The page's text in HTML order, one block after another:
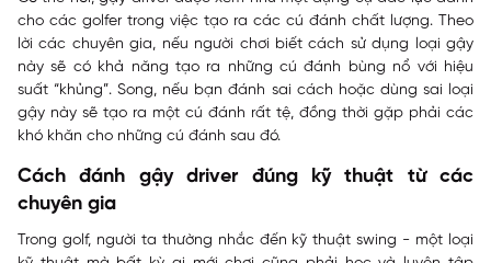
cho các golfer trong việc tạo ra các cú đánh chất lượng. Theo
lời các chuyên gia, nếu người chơi biết cách sử dụng loại gậy
này sẽ có khả năng tạo ra những cú đánh bùng nổ với hiệu
suất “khủng”. Song, nếu bạn đánh sai cách hoặc dùng sai loại
gậy này sẽ tạo ra một cú đánh rất tệ, đồng thời gặp phải các
khó khăn cho những cú đánh sau đó.
Cách đánh gậy driver đúng kỹ thuật từ các
chuyên gia
Trong golf, người ta thường nhắc đến kỹ thuật swing - một loại